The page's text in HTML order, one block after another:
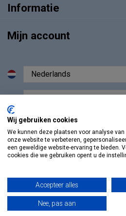
Informatie
Mijn account
© Copyright 2026 Vosmedisch.nl
Wij gebruiken cookies
We kunnen deze plaatsen voor analyse
onze website te verbeteren,
een geweldige website-ervaring te bieden.
cookies die we gebruiken opent u de
Accepteer alles
Nee, pas aan